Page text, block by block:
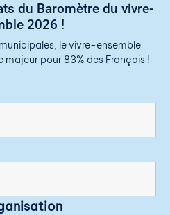
du Baromètre du vivre-
2026 !
le vivre-ensemble
majeur pour 83% des Français !